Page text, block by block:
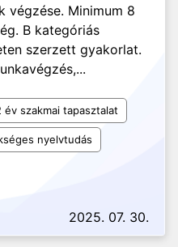
végzése. Minimum 8
B kategóriás
szerzett gyakorlat.
év szakmai tapasztalat
nyelvtudás
2025. 07. 30.